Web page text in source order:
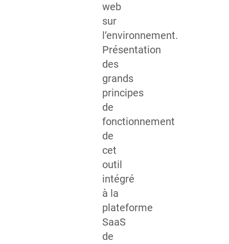
web
sur
l’environnement.
Présentation
des
grands
principes
de
fonctionnement
de
cet
outil
intégré
à la
plateforme
SaaS
de